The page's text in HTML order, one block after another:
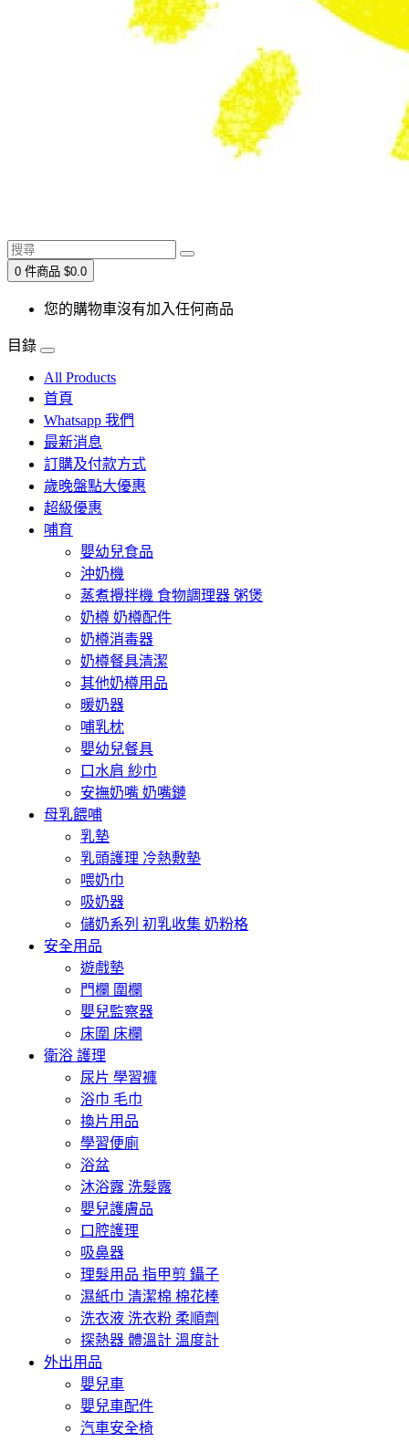
0 件商品 $0.0
您的購物車沒有加入任何商品
目錄
All Products
首頁
Whatsapp 我們
最新消息
訂購及付款方式
歲晚盤點大優惠
超級優惠
哺育
嬰幼兒食品
沖奶機
蒸煮攪拌機 食物調理器 粥煲
奶樽 奶樽配件
奶樽消毒器
奶樽餐具清潔
其他奶樽用品
暖奶器
哺乳枕
嬰幼兒餐具
口水肩 紗巾
安撫奶嘴 奶嘴鏈
母乳餵哺
乳墊
乳頭護理 冷熱敷墊
喂奶巾
吸奶器
儲奶系列 初乳收集 奶粉格
安全用品
遊戲墊
門欄 圍欄
嬰兒監察器
床圍 床欄
衛浴 護理
尿片 學習褲
浴巾 毛巾
換片用品
學習便廁
浴盆
沐浴露 洗髮露
嬰兒護膚品
口腔護理
吸鼻器
理髮用品 指甲剪 鑷子
濕紙巾 清潔棉 棉花棒
洗衣液 洗衣粉 柔順劑
探熱器 體溫計 溫度計
外出用品
嬰兒車
嬰兒車配件
汽車安全椅